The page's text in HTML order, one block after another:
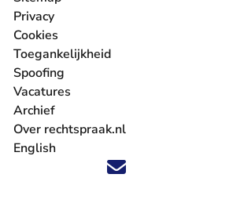
Volg ons op X (Twitter) - U verlaat
Volg ons op Facebook - U verlaat
Volg ons op Instagram - U verlaat
Volg ons op Youtube - U
Volg ons op LinkedIn - U
'Blijf op de hoogte'
Privacy
Cookies
Toegankelijkheid
Spoofing
Vacatures
- U verlaat Rechtspraak.nl
Archief
Over rechtspraak.nl
English